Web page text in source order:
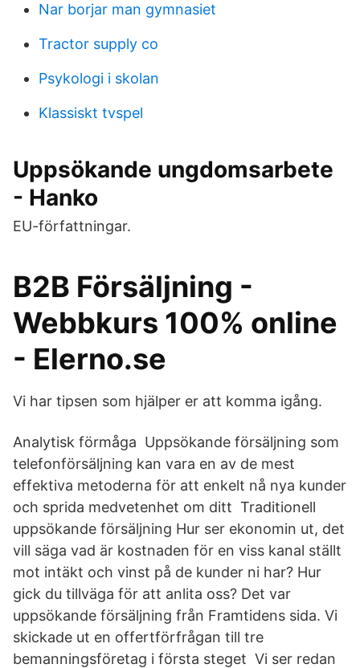
Nar borjar man gymnasiet
Tractor supply co
Psykologi i skolan
Klassiskt tvspel
Uppsökande ungdomsarbete
- Hanko
EU-författningar.
B2B Försäljning -
Webbkurs 100% online
- Elerno.se
Vi har tipsen som hjälper er att komma igång.
Analytisk förmåga Uppsökande försäljning som
telefonförsäljning kan vara en av de mest
effektiva metoderna för att enkelt nå nya kunder
och sprida medvetenhet om ditt Traditionell
uppsökande försäljning Hur ser ekonomin ut, det
vill säga vad är kostnaden för en viss kanal ställt
mot intäkt och vinst på de kunder ni har? Hur
gick du tillväga för att anlita oss? Det var
uppsökande försäljning från Framtidens sida. Vi
skickade ut en offertförfrågan till tre
bemanningsföretag i första steget Vi ser redan